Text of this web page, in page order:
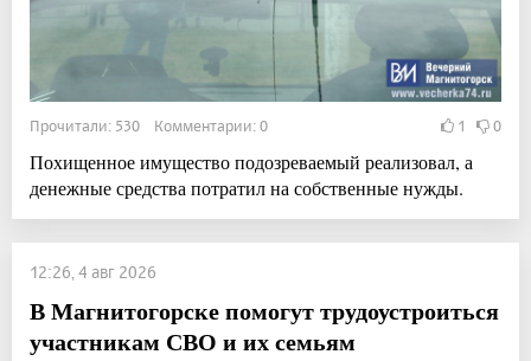
Прочитали: 530 Комментарии: 0 1 0
Похищенное имущество подозреваемый реализовал, а
денежные средства потратил на собственные нужды.
12:26, 4 авг 2026
В Магнитогорске помогут трудоустроиться
участникам СВО и их семьям